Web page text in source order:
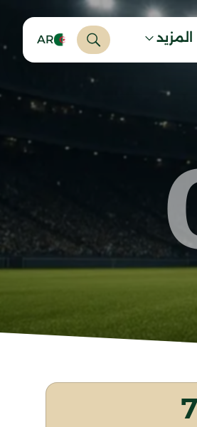
المزيد AR
7